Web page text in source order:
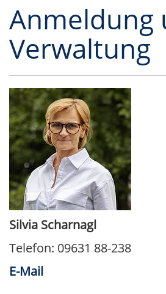
Anmeldung
Verwaltung
Silvia Scharnagl
Telefon: 09631 88-238
E-Mail